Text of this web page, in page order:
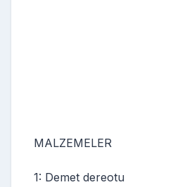
MALZEMELER
1: Demet dereotu